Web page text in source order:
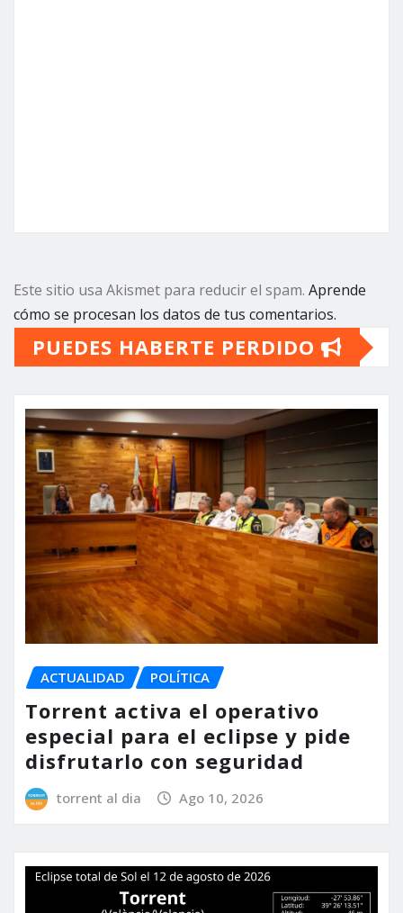
Este sitio usa Akismet para reducir el spam. Aprende
cómo se procesan los datos de tus comentarios.
PUEDES HABERTE PERDIDO
ACTUALIDAD POLÍTICA
Torrent activa el operativo
especial para el eclipse y pide
disfrutarlo con seguridad
torrent al dia Ago 10, 2026